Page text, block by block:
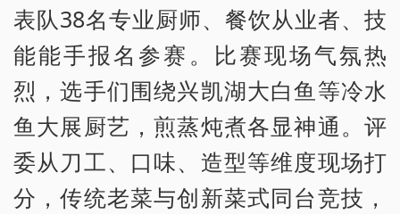
表队38名专业厨师、餐饮从业者、技
能能手报名参赛。比赛现场气氛热
烈，选手们围绕兴凯湖大白鱼等冷水
鱼大展厨艺，煎蒸炖煮各显神通。评
委从刀工、口味、造型等维度现场打
分，传统老菜与创新菜式同台竞技，